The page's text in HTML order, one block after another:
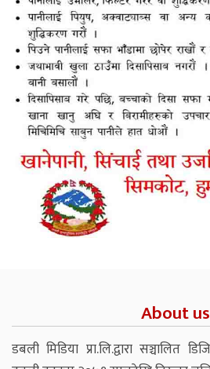
About us
डबली मिडिया प्रा.लि.द्वारा सञ्चालित